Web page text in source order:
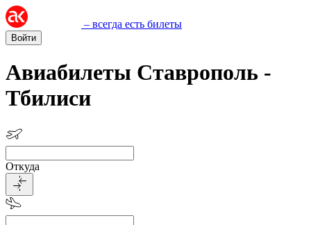
– всегда есть билеты
Войти
Авиабилеты Ставрополь -
Тбилиси
Откуда